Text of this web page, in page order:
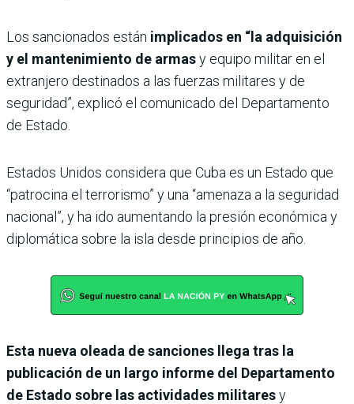
Los sancionados están implicados en “la adquisición
y el mantenimiento de armasy equipo militar en el
extranjero destinados a las fuerzas militares y de
seguridad”, explicó el comunicado del Departamento
de Estado.
Estados Unidos considera que Cuba es un Estado que
“patrocina el terrorismo” y una “amenaza a la seguridad
nacional”, y ha ido aumentando la presión económica y
diplomática sobre la isla desde principios de año.
Esta nueva oleada de sanciones llega tras la
publicación de un largo informe del Departamento
de Estado sobre las actividades militaresy